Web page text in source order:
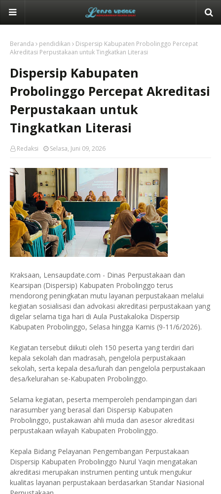
Beranda pendidikan
Dispersip Kabupaten Probolinggo Percepat
Akreditasi Perpustakaan untuk Tingkatkan Literasi
Dispersip Kabupaten
Probolinggo Percepat Akreditasi
Perpustakaan untuk
Tingkatkan Literasi
Redaksi Selasa, Juni 09, 2026
Kraksaan, Lensaupdate.com - Dinas Perpustakaan dan
Kearsipan (Dispersip) Kabupaten Probolinggo terus
mendorong peningkatan mutu layanan perpustakaan melalui
kegiatan sosialisasi dan advokasi akreditasi perpustakaan yang
digelar selama tiga hari di Aula Pustakaloka Dispersip
Kabupaten Probolinggo, Selasa hingga Kamis (9-11/6/2026).
Kegiatan tersebut diikuti oleh 150 peserta yang terdiri dari
kepala sekolah dan madrasah, pengelola perpustakaan
sekolah, serta kepala desa/lurah dan pengelola perpustakaan
desa/kelurahan se-Kabupaten Probolinggo.
Selama kegiatan, peserta memperoleh pendampingan dari
narasumber yang berasal dari Dispersip Kabupaten
Probolinggo, pustakawan ahli muda dan asesor akreditasi
perpustakaan wilayah Kabupaten Probolinggo.
Kepala Bidang Pelayanan Pengembangan Perpustakaan
Dispersip Kabupaten Probolinggo Nurul Yaqin mengatakan
akreditasi merupakan instrumen penting untuk mengukur
kualitas layanan perpustakaan berdasarkan Standar Nasional